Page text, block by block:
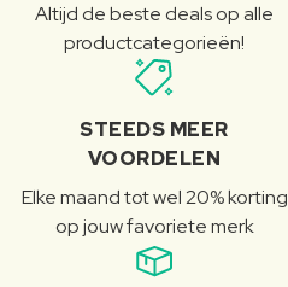
Altijd de beste deals op alle
productcategorieën!
STEEDS MEER
VOORDELEN
Elke maand tot wel 20% korting
op jouw favoriete merk